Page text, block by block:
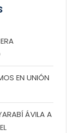
EN UNIÓN
ÁVILA A